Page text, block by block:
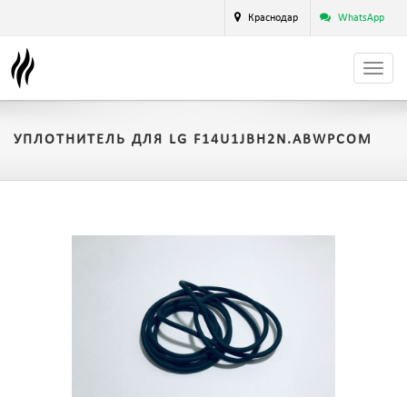
Краснодар WhatsApp
УПЛОТНИТЕЛЬ ДЛЯ LG F14U1JBH2N.ABWPCOM